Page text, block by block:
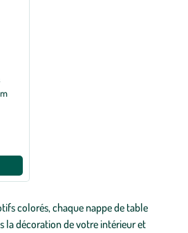
colorés, chaque nappe de table
la décoration de votre intérieur et